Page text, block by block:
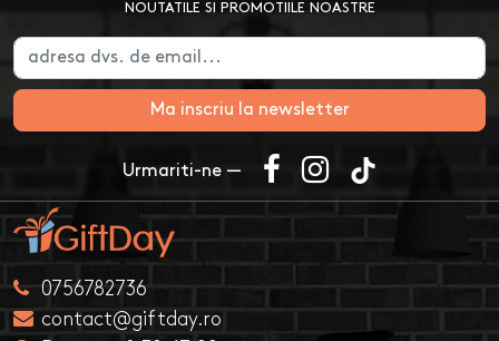
NOUTATILE SI PROMOTIILE NOASTRE
Ma inscriu la newsletter
Urmariti-ne —
0756782736
contact@giftday.ro